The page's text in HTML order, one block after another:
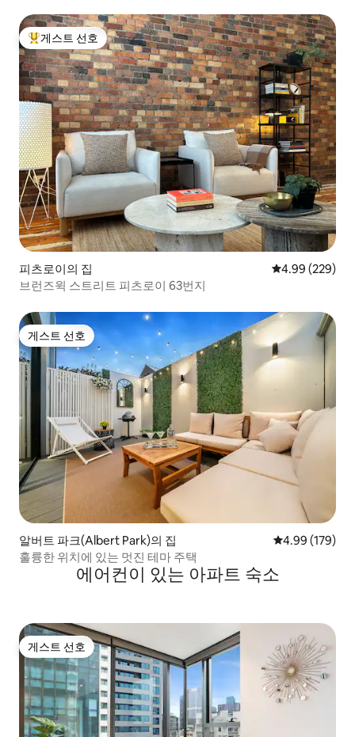
상위 게스트 선호
게스트 선호
피츠로이의 집 평점 4.99점(5
4.99 (229)
브런즈윅 스트리트 피츠로이 63번지
게스트 선호
게스트 선호
알버트 파크(Albert Park)의 집 평점 4.99점(5
4.99 (179)
훌륭한 위치에 있는 멋진 테마 주택
에어컨이 있는 아파트 숙소
게스트 선호
게스트 선호